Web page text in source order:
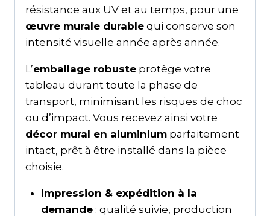
résistance aux UV et au temps, pour une
œuvre murale durable qui conserve son
intensité visuelle année après année.
L’emballage robuste protège votre
tableau durant toute la phase de
transport, minimisant les risques de choc
ou d’impact. Vous recevez ainsi votre
décor mural en aluminium parfaitement
intact, prêt à être installé dans la pièce
choisie.
Impression & expédition à la
demande: qualité suivie, production